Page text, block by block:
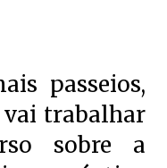
passeios,
vai trabalhar
sobre a